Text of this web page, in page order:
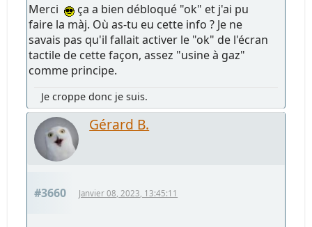
Merci
ça a bien débloqué "ok" et j'ai pu
faire la màj. Où as-tu eu cette info ? Je ne
savais pas qu'il fallait activer le "ok" de l'écran
tactile de cette façon, assez "usine à gaz"
comme principe.
Je croppe donc je suis.
Gérard B.
#3660 Janvier 08, 2023, 13:45:11